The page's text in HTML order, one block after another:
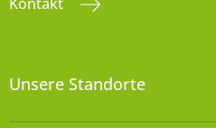
Kontakt
Unsere Standorte